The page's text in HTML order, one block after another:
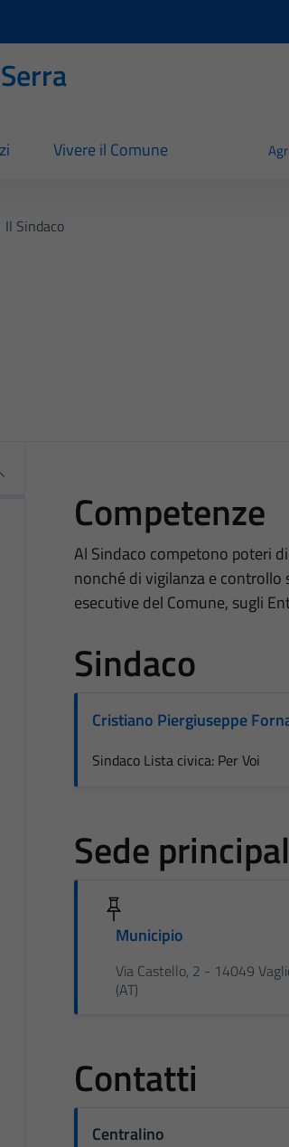
Vivere il Comune
Il Sindaco
Competenze
Al Sindaco competono poteri
nonché di vigilanza e
esecutive del Comune, sugli
Sindaco
Cristiano Piergiuseppe
Sindaco Lista civica: Per Voi
Sede
Municipio
Via Castello, 2 - 14049
(AT)
Contatti
Centralino